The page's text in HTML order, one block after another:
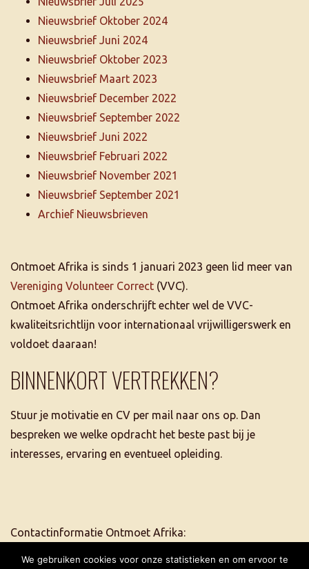
Nieuwsbrief Oktober 2024
Nieuwsbrief Juni 2024
Nieuwsbrief Oktober 2023
Nieuwsbrief Maart 2023
Nieuwsbrief December 2022
Nieuwsbrief September 2022
Nieuwsbrief Juni 2022
Nieuwsbrief Februari 2022
Nieuwsbrief November 2021
Nieuwsbrief September 2021
Archief Nieuwsbrieven
Ontmoet Afrika is sinds 1 januari 2023 geen lid meer van
Vereniging Volunteer Correct (VVC).
Ontmoet Afrika onderschrijft echter wel de VVC-
kwaliteitsrichtlijn voor internationaal vrijwilligerswerk en
voldoet daaraan!
BINNENKORT VERTREKKEN?
Stuur je motivatie en CV per mail naar ons op. Dan
bespreken we welke opdracht het beste past bij je
interesses, ervaring en eventueel opleiding.
Contactinformatie Ontmoet Afrika:
We gebruiken cookies voor onze statistieken en om ervoor te